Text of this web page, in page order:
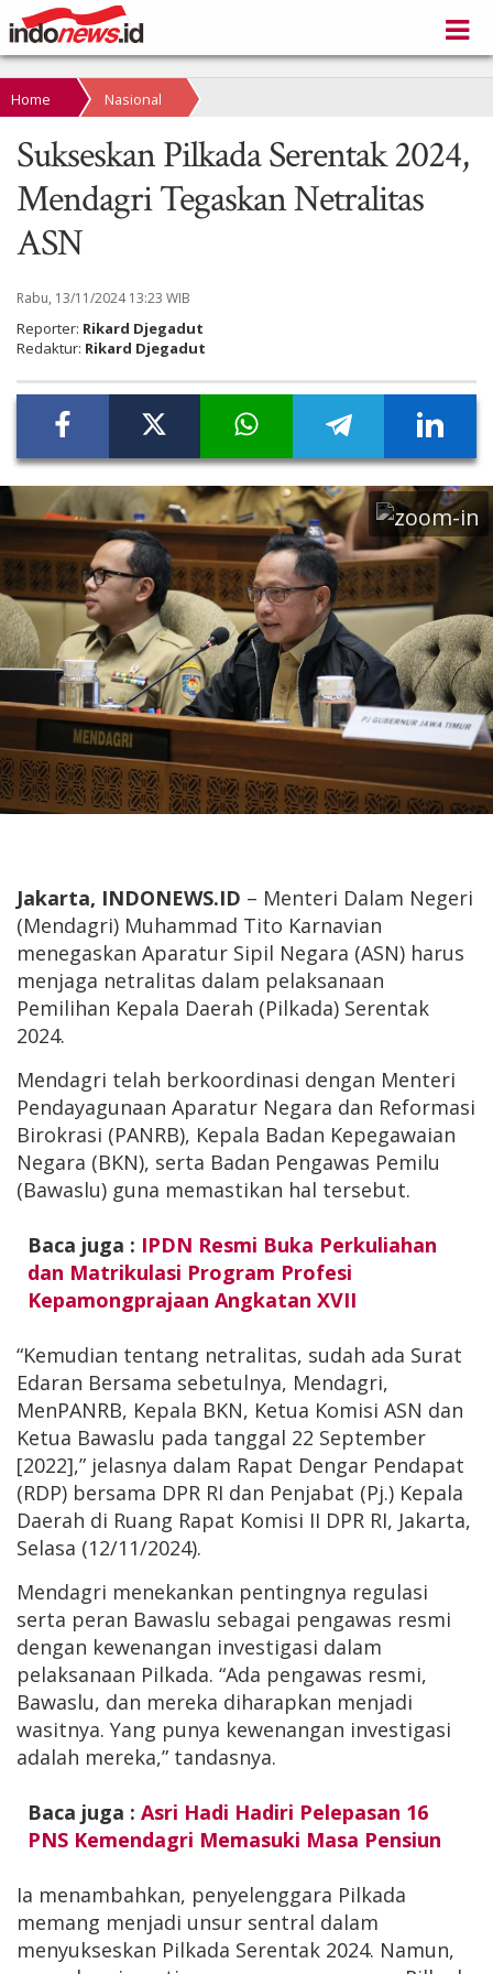
Home Nasional
Sukseskan Pilkada Serentak 2024,
Mendagri Tegaskan Netralitas
ASN
Rabu, 13/11/2024 13:23 WIB
Reporter: Rikard Djegadut
Redaktur: Rikard Djegadut
Jakarta, INDONEWS.ID – Menteri Dalam Negeri
(Mendagri) Muhammad Tito Karnavian
menegaskan Aparatur Sipil Negara (ASN) harus
menjaga netralitas dalam pelaksanaan
Pemilihan Kepala Daerah (Pilkada) Serentak
2024.
Mendagri telah berkoordinasi dengan Menteri
Pendayagunaan Aparatur Negara dan Reformasi
Birokrasi (PANRB), Kepala Badan Kepegawaian
Negara (BKN), serta Badan Pengawas Pemilu
(Bawaslu) guna memastikan hal tersebut.
Baca juga : IPDN Resmi Buka Perkuliahan
dan Matrikulasi Program Profesi
Kepamongprajaan Angkatan XVII
“Kemudian tentang netralitas, sudah ada Surat
Edaran Bersama sebetulnya, Mendagri,
MenPANRB, Kepala BKN, Ketua Komisi ASN dan
Ketua Bawaslu pada tanggal 22 September
[2022],” jelasnya dalam Rapat Dengar Pendapat
(RDP) bersama DPR RI dan Penjabat (Pj.) Kepala
Daerah di Ruang Rapat Komisi II DPR RI, Jakarta,
Selasa (12/11/2024).
Mendagri menekankan pentingnya regulasi
serta peran Bawaslu sebagai pengawas resmi
dengan kewenangan investigasi dalam
pelaksanaan Pilkada. “Ada pengawas resmi,
Bawaslu, dan mereka diharapkan menjadi
wasitnya. Yang punya kewenangan investigasi
adalah mereka,” tandasnya.
Baca juga : Asri Hadi Hadiri Pelepasan 16
PNS Kemendagri Memasuki Masa Pensiun
Ia menambahkan, penyelenggara Pilkada
memang menjadi unsur sentral dalam
menyukseskan Pilkada Serentak 2024. Namun,